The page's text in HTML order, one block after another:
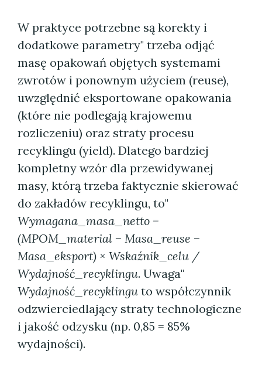
W praktyce potrzebne są korekty i
dodatkowe parametry" trzeba odjąć
masę opakowań objętych systemami
zwrotów i ponownym użyciem (reuse),
uwzględnić eksportowane opakowania
(które nie podlegają krajowemu
rozliczeniu) oraz straty procesu
recyklingu (yield). Dlatego bardziej
kompletny wzór dla przewidywanej
masy, którą trzeba faktycznie skierować
do zakładów recyklingu, to"
Wymagana_masa_netto =
(MPOM_material − Masa_reuse −
Masa_eksport) × Wskaźnik_celu /
Wydajność_recyklingu. Uwaga"
Wydajność_recyklingu to współczynnik
odzwierciedlający straty technologiczne
i jakość odzysku (np. 0,85 = 85%
wydajności).